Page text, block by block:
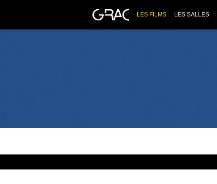
LES FILMS LES SALLES